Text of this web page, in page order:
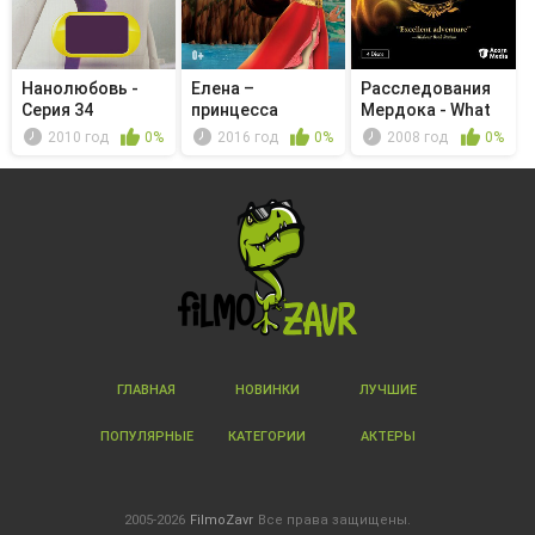
Нанолюбовь -
Серия 34
2010 год 0%
Елена –
принцесса
Авалора -
2016 год 0%
Расследования
Мердока - What
the Dick...
2008 год 0%
ГЛАВНАЯ НОВИНКИ ЛУЧШИЕ
ПОПУЛЯРНЫЕ КАТЕГОРИИ АКТЕРЫ
2005-2026 FilmoZavr Все права защищены.